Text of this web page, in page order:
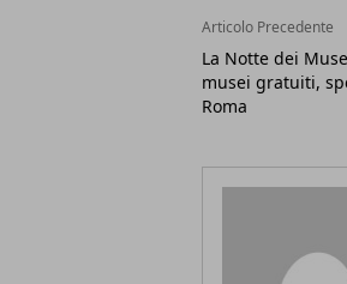
Articolo Precedente
La Notte dei
musei gratuiti,
Roma